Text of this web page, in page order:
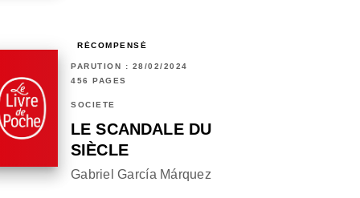
RÉCOMPENSÉ
PARUTION : 28/02/2024
456 PAGES
SOCIÉTÉ
LE SCANDALE DU
SIÈCLE
Gabriel García Márquez